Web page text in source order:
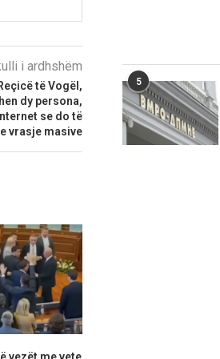
i ardhshëm
të Vogël,
dy persona,
se do të
vrasje masive
5